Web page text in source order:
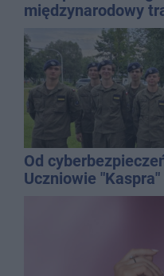
międzynarodowy
Od
Uczniowie